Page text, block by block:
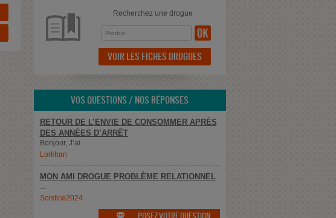
Recherchez une drogue
VOIR LES FICHES DROGUES
VOS QUESTIONS / NOS RÉPONSES
RETOUR DE L’ENVIE DE CONSOMMER APRÈS
DES ANNÉES D’ARRÊT
Bonjour, J’ai...
Lorkhan
MON AMI DROGUE PROBLÈME RELATIONNEL
Solstice2024
 POSEZ VOTRE QUESTION